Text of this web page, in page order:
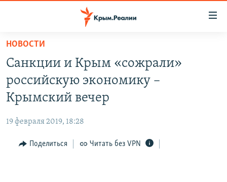
Вернуться
основному
содержанию
Вернутся
главной
навигации
Вернутся
СПЕЦПРОЕКТЫ
11 ЛЕТ ОККУПАЦИИ КРЫМА. 11 ИСТОРИЙ СОПРОТИВЛЕНИЯ
ВОДА
ЕЩЕ
ИНТЕРАКТИВ
РАДІО СВОБОДА
НОВОСТИ
Санкции и Крым «сожрали»
российскую экономику –
Крымский вечер
19 февраля 2019, 18:28
Поделиться Читать без VPN